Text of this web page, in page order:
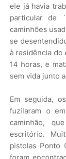
ele já havia
particular de
caminhões
se
à residência do
14 horas, e
sem vida junto
Em seguida,
fuzilaram o
caminhão,
escritório.
pistolas Ponto